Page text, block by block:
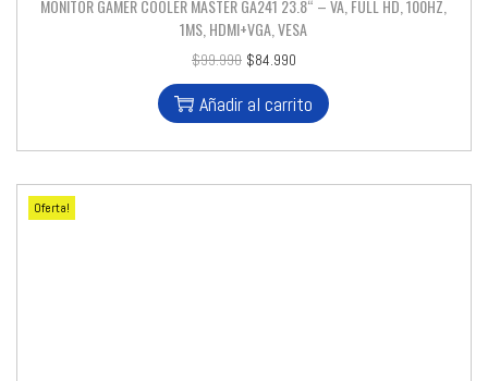
MONITOR GAMER COOLER MASTER GA241 23.8“ – VA, FULL HD, 100HZ,
1MS, HDMI+VGA, VESA
$99.990 $84.990
Añadir al carrito
Oferta!